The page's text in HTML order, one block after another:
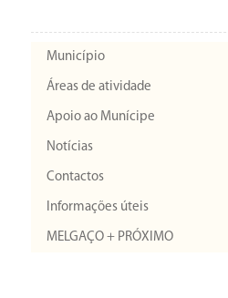
Município
Áreas de atividade
Apoio ao Munícipe
Notícias
Contactos
Informações úteis
MELGAÇO + PRÓXIMO